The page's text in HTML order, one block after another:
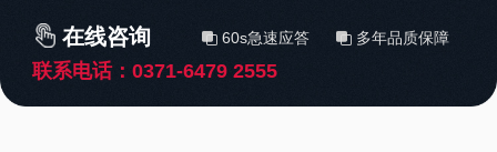
在线咨询 60s急速应答 多年品质保障
联系电话： 0371-6479 2555